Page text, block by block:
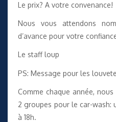
Le prix? A votre convenance!
Nous vous attendons
d’avance pour votre
Le staff loup
PS: Message pour les
Comme chaque année,
2 groupes pour le car-wash:
à 18h.